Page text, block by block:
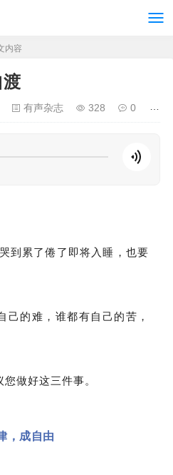
内容
渡
有声杂志 328 0
到累了倦了即将入睡，也要
己的难，谁都有自己的苦，
做好这三件事。
，成自由